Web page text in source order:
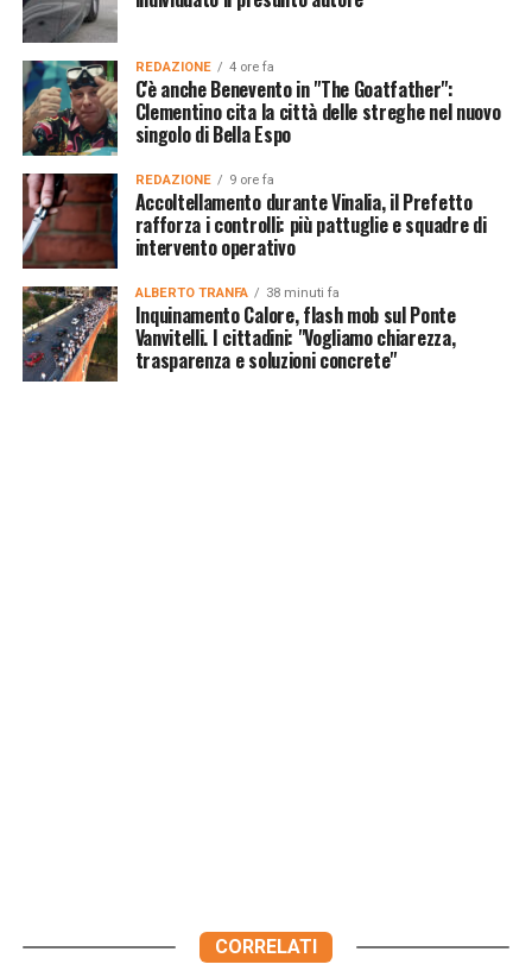
REDAZIONE 4 ore fa
C'è anche Benevento in "The Goatfather":
Clementino cita la città delle streghe nel nuovo
singolo di Bella Espo
REDAZIONE 9 ore fa
Accoltellamento durante Vinalia, il Prefetto
rafforza i controlli: più pattuglie e squadre di
intervento operativo
ALBERTO TRANFA 38 minuti fa
Inquinamento Calore, flash mob sul Ponte
Vanvitelli. I cittadini: "Vogliamo chiarezza,
trasparenza e soluzioni concrete"
CORRELATI